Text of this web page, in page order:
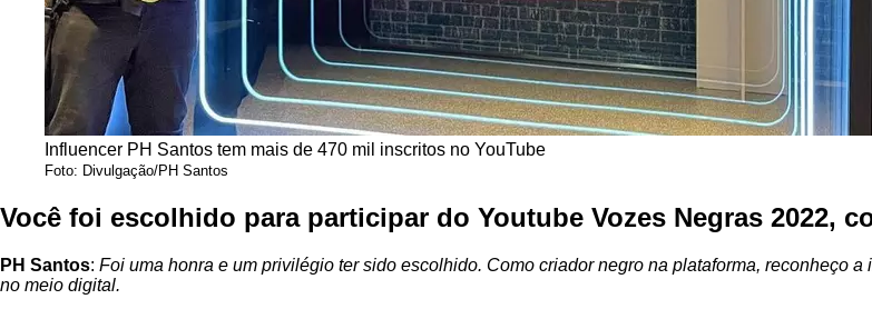
Influencer PH Santos tem mais de 470 mil inscritos no YouTube
Foto: Divulgação/PH Santos
Você foi escolhido para participar do Youtube Vozes Negras 2022,
PH Santos: Foi uma honra e um privilégio ter sido escolhido. Como criador negro na plataforma, reconheço
no meio digital.